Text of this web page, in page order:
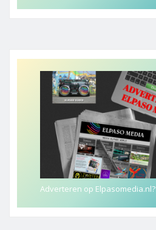
Adverteren op Elpasomedia.nl?